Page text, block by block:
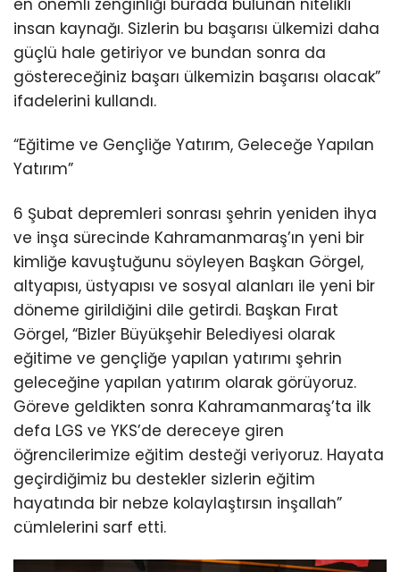
en önemli zenginliği burada bulunan nitelikli
insan kaynağı. Sizlerin bu başarısı ülkemizi daha
güçlü hale getiriyor ve bundan sonra da
göstereceğiniz başarı ülkemizin başarısı olacak”
ifadelerini kullandı.
“Eğitime ve Gençliğe Yatırım, Geleceğe Yapılan
Yatırım”
6 Şubat depremleri sonrası şehrin yeniden ihya
ve inşa sürecinde Kahramanmaraş’ın yeni bir
kimliğe kavuştuğunu söyleyen Başkan Görgel,
altyapısı, üstyapısı ve sosyal alanları ile yeni bir
döneme girildiğini dile getirdi. Başkan Fırat
Görgel, “Bizler Büyükşehir Belediyesi olarak
eğitime ve gençliğe yapılan yatırımı şehrin
geleceğine yapılan yatırım olarak görüyoruz.
Göreve geldikten sonra Kahramanmaraş’ta ilk
defa LGS ve YKS’de dereceye giren
öğrencilerimize eğitim desteği veriyoruz. Hayata
geçirdiğimiz bu destekler sizlerin eğitim
hayatında bir nebze kolaylaştırsın inşallah”
cümlelerini sarf etti.